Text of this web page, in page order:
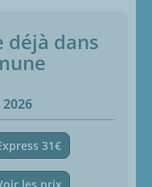
déjà dans
31€